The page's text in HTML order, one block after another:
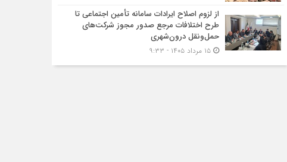
از لزوم اصلاح ایرادات سامانه تأمین اجتماعی تا
طرح اختلافات مرجع صدور مجوز شرکت‌های
حمل‌ونقل درون‌شهری
۱۵ مرداد ۱۴۰۵ - ۹:۳۳